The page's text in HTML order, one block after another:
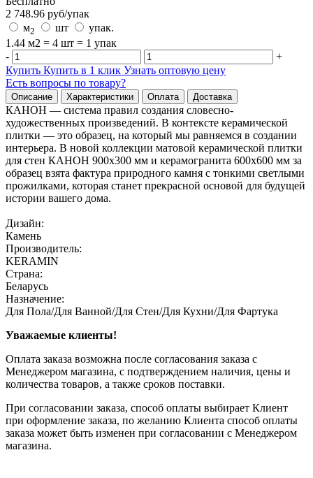
2 748.96 руб/упак
м2 шт
упак.
1.44 м2 = 4 шт = 1 упак
-
+
Купить Купить в 1 клик Узнать оптовую цену
Есть вопросы по товару?
Описание Характеристики Оплата Доставка
КАНОН — система правил создания словесно-
художественных произведений. В контексте керамической
плитки — это образец, на который мы равняемся в создании
интерьера. В новой коллекции матовой керамической плитки
для стен КАНОН 900х300 мм и керамогранита 600х600 мм за
образец взята фактура природного камня с тонкими светлыми
прожилками, которая станет прекрасной основой для будущей
истории вашего дома.
Дизайн:
Камень
Производитель:
KERAMIN
Страна:
Беларусь
Назначение:
Для Пола/Для Ванной/Для Стен/Для Кухни/Для Фартука
Уважаемые клиенты!
Оплата заказа возможна после согласования заказа с
Менеджером магазина, с подтверждением наличия, цены и
количества товаров, а также сроков поставки.
При согласовании заказа, способ оплаты выбирает Клиент
при оформление заказа, по желанию Клиента способ оплаты
заказа может быть изменен при согласовании с Менеджером
магазина.